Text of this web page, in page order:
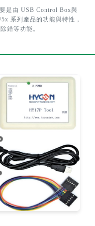
是由 USB Control Box與
系列產品的功能與特性，
錯等功能。